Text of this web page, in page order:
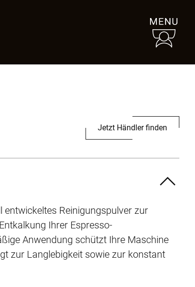
Jetzt Händler finden
entwickeltes Reinigungspulver zur
Ihrer Espresso-
Anwendung schützt Ihre Maschine
zur Langlebigkeit sowie zur konstant